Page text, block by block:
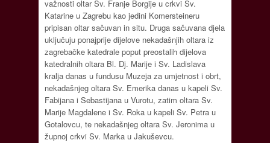
važnosti oltar Sv. Franje Borgije u crkvi Sv.
Katarine u Zagrebu kao jedini Komersteineru
pripisan oltar sačuvan in situ. Druga sačuvana djela
uključuju ponajprije dijelove nekadašnjih oltara iz
zagrebačke katedrale poput preostalih dijelova
katedralnih oltara Bl. Dj. Marije i Sv. Ladislava
kralja danas u fundusu Muzeja za umjetnost i obrt,
nekadašnjeg oltara Sv. Emerika danas u kapeli Sv.
Fabijana i Sebastijana u Vurotu, zatim oltara Sv.
Marije Magdalene i Sv. Roka u kapeli Sv. Petra u
Gotalovcu, te nekadašnjeg oltara Sv. Jeronima u
župnoj crkvi Sv. Marka u Jakuševcu.